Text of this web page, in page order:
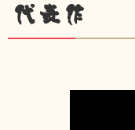
代表作